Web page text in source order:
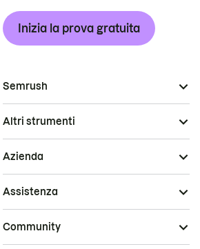
Inizia la prova gratuita
Semrush
Altri strumenti
Azienda
Assistenza
Community